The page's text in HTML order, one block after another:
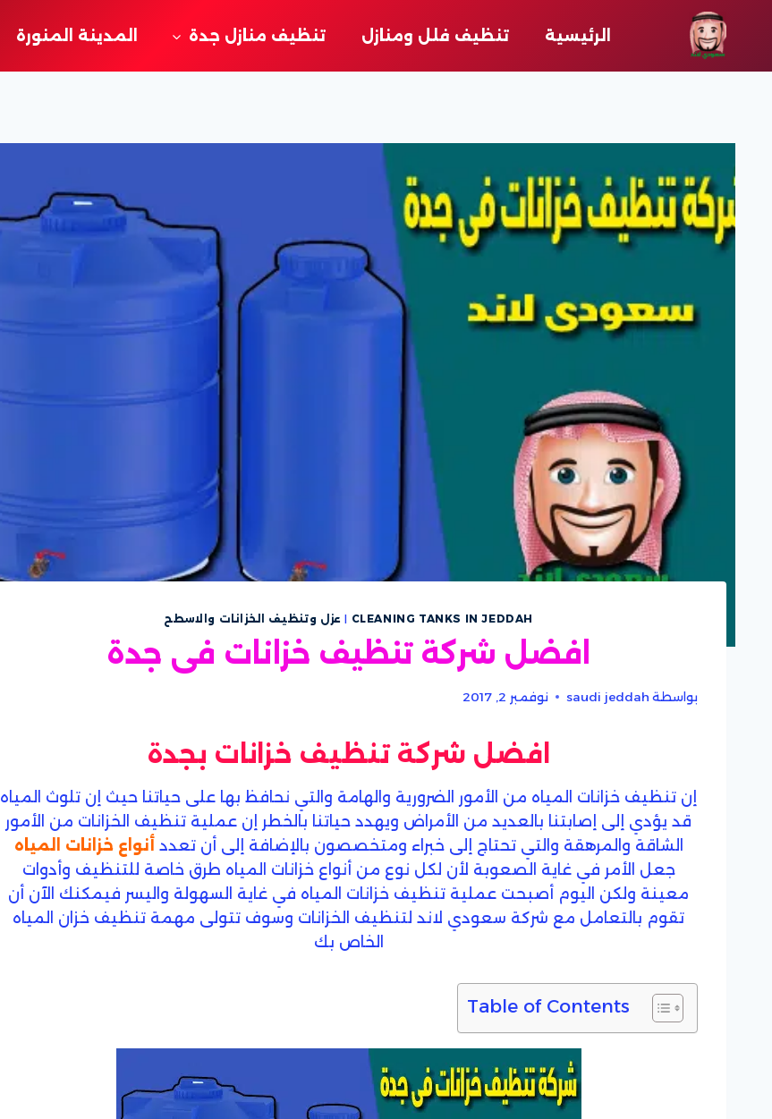
المحتوى
الرئيسية تنظيف فلل ومنازل تنظيف منازل جدة المدينة المنورة
CLEANING TANKS IN JEDDAH
| عزل وتنظيف الخزانات والاسطح
افضل شركة تنظيف خزانات فى جدة
بواسطة saudi jeddah نوفمبر 2, 2017
افضل شركة تنظيف خزانات بجدة
إن تنظيف خزانات المياه من الأمور الضرورية والهامة والتي نحافظ بها على حياتنا حيث إن تلوث المياه
قد يؤدي إلى إصابتنا بالعديد من الأمراض ويهدد حياتنا بالخطر إن عملية تنظيف الخزانات من الأمور
الشاقة والمرهقة والتي تحتاج إلى خبراء ومتخصصون بالإضافة إلى أن تعدد أنواع خزانات المياه
جعل الأمر في غاية الصعوبة لأن لكل نوع من أنواع خزانات المياه طرق خاصة للتنظيف وأدوات
معينة ولكن اليوم أصبحت عملية تنظيف خزانات المياه في غاية السهولة واليسر فيمكنك الآن أن
تقوم بالتعامل مع شركة سعودي لاند لتنظيف الخزانات وسوف تتولى مهمة تنظيف خزان المياه
الخاص بك
Table of Contents